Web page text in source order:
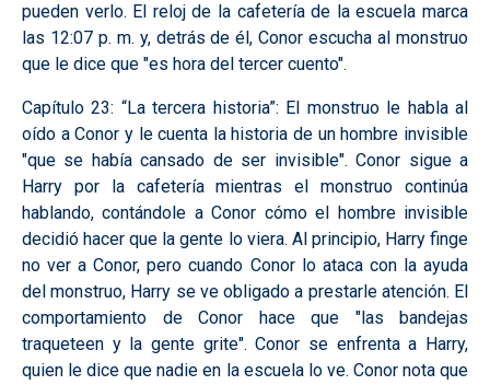
pueden verlo. El reloj de la cafetería de la escuela marca
las 12:07 p. m. y, detrás de él, Conor escucha al monstruo
que le dice que "es hora del tercer cuento".
Capítulo 23: “La tercera historia”: El monstruo le habla al
oído a Conor y le cuenta la historia de un hombre invisible
"que se había cansado de ser invisible". Conor sigue a
Harry por la cafetería mientras el monstruo continúa
hablando, contándole a Conor cómo el hombre invisible
decidió hacer que la gente lo viera. Al principio, Harry finge
no ver a Conor, pero cuando Conor lo ataca con la ayuda
del monstruo, Harry se ve obligado a prestarle atención. El
comportamiento de Conor hace que "las bandejas
traqueteen y la gente grite". Conor se enfrenta a Harry,
quien le dice que nadie en la escuela lo ve. Conor nota que